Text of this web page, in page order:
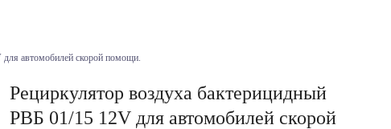
автомобилей скорой помощи.
Рециркулятор воздуха бактерицидный
РВБ 01/15 12V для автомобилей скорой